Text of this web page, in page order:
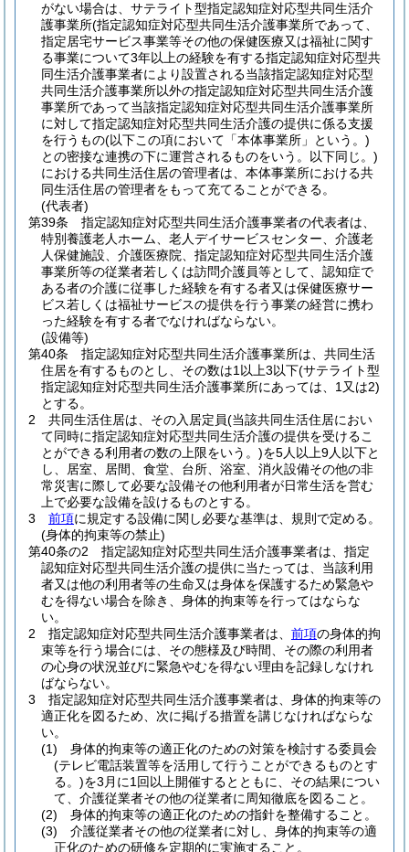
がない場合は、サテライト型指定認知症対応型共同生活介
護事業所(指定認知症対応型共同生活介護事業所であって、
指定居宅サービス事業等その他の保健医療又は福祉に関す
る事業について3年以上の経験を有する指定認知症対応型共
同生活介護事業者により設置される当該指定認知症対応型
共同生活介護事業所以外の指定認知症対応型共同生活介護
事業所であって当該指定認知症対応型共同生活介護事業所
に対して指定認知症対応型共同生活介護の提供に係る支援
を行うもの(以下この項において「本体事業所」という。)
との密接な連携の下に運営されるものをいう。以下同じ。)
における共同生活住居の管理者は、本体事業所における共
同生活住居の管理者をもって充てることができる。
(代表者)
第39条
指定認知症対応型共同生活介護事業者の代表者は、
特別養護老人ホーム、老人デイサービスセンター、介護老
人保健施設、介護医療院、指定認知症対応型共同生活介護
事業所等の従業者若しくは訪問介護員等として、認知症で
ある者の介護に従事した経験を有する者又は保健医療サー
ビス若しくは福祉サービスの提供を行う事業の経営に携わ
った経験を有する者でなければならない。
(設備等)
第40条
指定認知症対応型共同生活介護事業所は、共同生活
住居を有するものとし、その数は1以上3以下(サテライト型
指定認知症対応型共同生活介護事業所にあっては、1又は2)
とする。
2
共同生活住居は、その入居定員(当該共同生活住居におい
て同時に指定認知症対応型共同生活介護の提供を受けるこ
とができる利用者の数の上限をいう。)を5人以上9人以下と
し、居室、居間、食堂、台所、浴室、消火設備その他の非
常災害に際して必要な設備その他利用者が日常生活を営む
上で必要な設備を設けるものとする。
3
前項に規定する設備に関し必要な基準は、規則で定める。
(身体的拘束等の禁止)
第40条の2
指定認知症対応型共同生活介護事業者は、指定
認知症対応型共同生活介護の提供に当たっては、当該利用
者又は他の利用者等の生命又は身体を保護するため緊急や
むを得ない場合を除き、身体的拘束等を行ってはならな
い。
2
指定認知症対応型共同生活介護事業者は、 前項の身体的拘
束等を行う場合には、その態様及び時間、その際の利用者
の心身の状況並びに緊急やむを得ない理由を記録しなけれ
ばならない。
3
指定認知症対応型共同生活介護事業者は、身体的拘束等の
適正化を図るため、次に掲げる措置を講じなければならな
い。
(1)
身体的拘束等の適正化のための対策を検討する委員会
(テレビ電話装置等を活用して行うことができるものとす
る。)を3月に1回以上開催するとともに、その結果につい
て、介護従業者その他の従業者に周知徹底を図ること。
(2)
身体的拘束等の適正化のための指針を整備すること。
(3)
介護従業者その他の従業者に対し、身体的拘束等の適
正化のための研修を定期的に実施すること。